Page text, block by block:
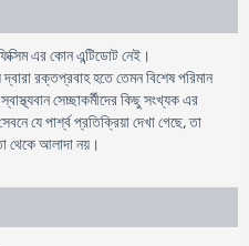
এর কোন এন্টিডোট নেই।
দ্বারা রক্তপ্রবাহ হতে তেমন বিশেষ পরিমান
সেচ্ছাকর্মীদের কিছু সংখ্যক এর
যে পার্শ্ব প্রতিক্রিয়া দেখা গেছে, তা
থেকে আলাদা নয়।